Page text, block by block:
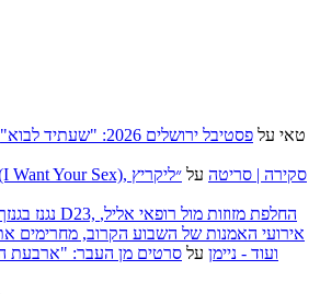
טאי על
פסטיבל ירושלים 2026:
״בוסית בהפרעה״ (I Want Your Sex), סקירה | סריטה על ״ליקריץ
אירועי האמנות של השבוע הקרוב, מחרימים
ועוד - ניימן על סרטים מן העבר: "ארבעת